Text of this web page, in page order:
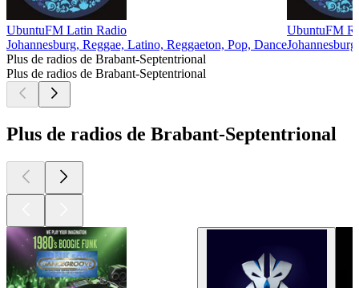
UbuntuFM Latin Radio
Johannesburg, Reggae, Latino, Reggaeton, Pop, Dance
UbuntuFM
Plus de radios de Brabant-Septentrional
Plus de radios de Brabant-Septentrional
Plus de radios de Brabant-Septentrional